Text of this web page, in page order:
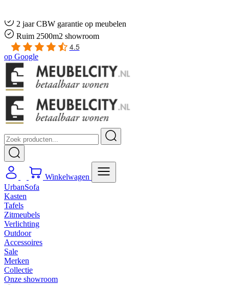
2 jaar CBW garantie op meubelen
Ruim 2500m2 showroom
4.5
op Google
Winkelwagen
UrbanSofa
Kasten
Tafels
Zitmeubels
Verlichting
Outdoor
Accessoires
Sale
Merken
Collectie
Onze showroom